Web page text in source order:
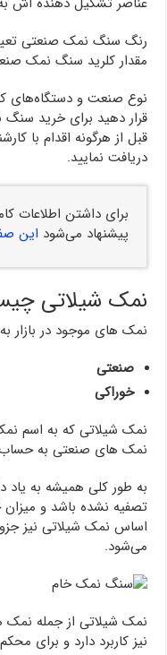
رنگ سنگ نمک صنعتی
مقدار کلرید سنگ نمک صنعتی بین ۹۰
نوع صنعت و دستگاه‌های
قرار دهید برای خرید سنگ
قبل از هرگونه اقدام با
دریافت نمایید.
برای داشتن اطلاعات
پیشنهاد می‌شود این
نمک شیلاتی
نمک های موجود در بازار
صنعتی
خوراکی
نمک شیلاتی که به اسم
نمک های صنعتی به
به طور کلی همیشه به
تصفیه نشده باشد و
اساس نمک شیلاتی نیز
می‌شود.
نمک شیلاتی از جمله
نیز کاربرد دارد و برای